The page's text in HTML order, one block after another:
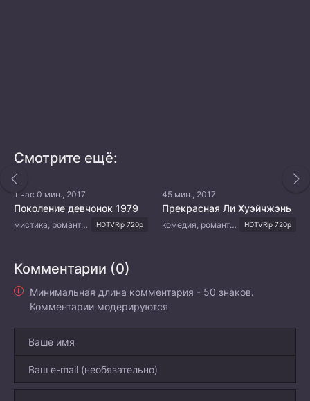
Смотрите ещё:
1 час 0 мин., 2017
Поколение девчонок 1979
мистика, романтика, молодость, драма HDTVRip 720p
45 мин., 2017
Прекрасная Ли Хуэйчжэнь
комедия, романтика HDTVRip 720p
Комментарии (0)
Минимальная длина комментария - 50 знаков.
Комментарии модерируются